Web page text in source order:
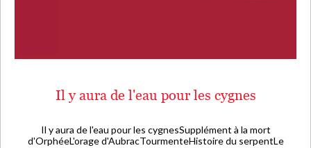
Il y aura de l'eau pour les cygnes
Il y aura de l'eau pour les cygnesSupplément à la mort
d'OrphéeL'orage d'AubracTourmenteHistoire du serpentLe